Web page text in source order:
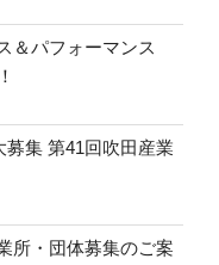
＆パフォーマンス
集 第41回吹田産業
所・団体募集のご案